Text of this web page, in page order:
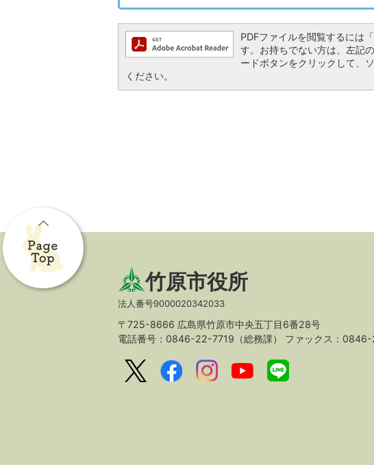
PDFファイルを閲覧するには
す。お持ちでない方は、左記
ードボタンをクリックして、
ください。
竹原市役所
法人番号9000020342033
〒725-8666 広島県竹原市中央五丁目6番28号
電話番号：0846-22-7719（総務課） ファックス：